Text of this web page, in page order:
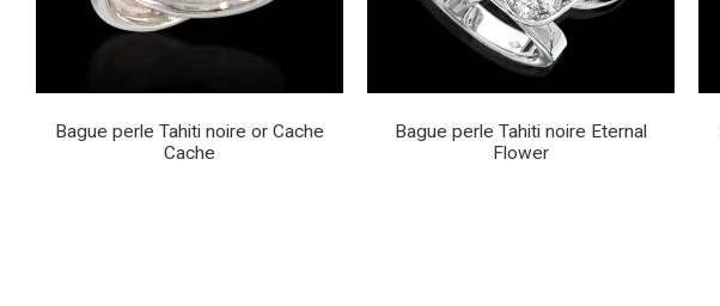
Bague perle Tahiti noire or Cache
Cache
Bague perle Tahiti noire Eternal
Flower